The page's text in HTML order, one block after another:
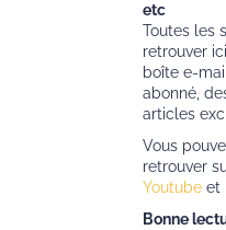
etc
Toutes les
retrouver
boîte e-
abonné,
articles
Vous
retrouver
Youtube et
Bonne